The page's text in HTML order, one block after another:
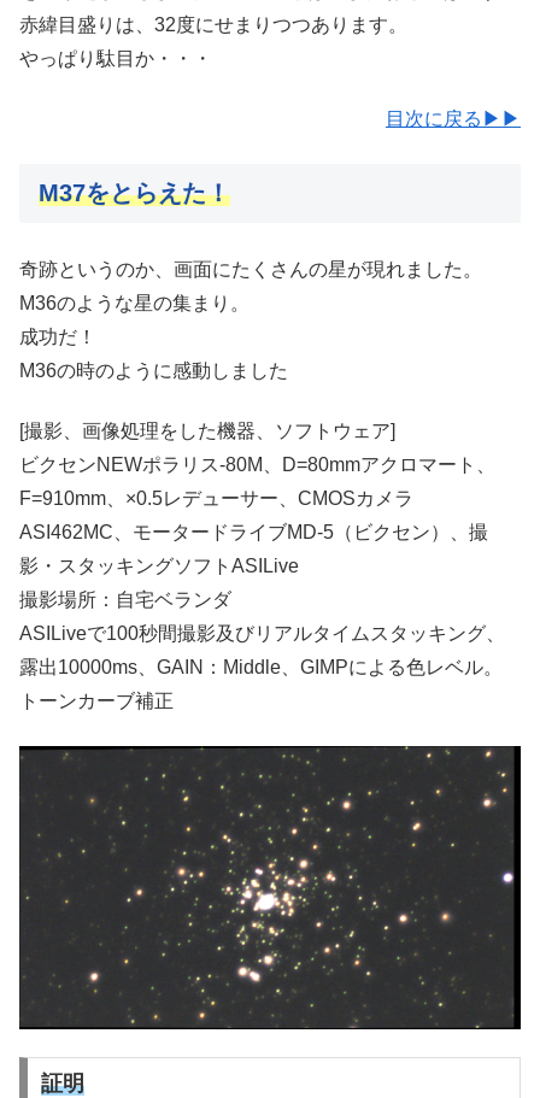
赤緯目盛りは、32度にせまりつつあります。
やっぱり駄目か・・・
目次に戻る▶▶
M37をとらえた！
奇跡というのか、画面にたくさんの星が現れました。
M36のような星の集まり。
成功だ！
M36の時のように感動しました
[撮影、画像処理をした機器、ソフトウェア]
ビクセンNEWポラリス-80M、D=80mmアクロマート、
F=910mm、×0.5レデューサー、CMOSカメラ
ASI462MC、モータードライブMD-5（ビクセン）、撮
影・スタッキングソフトASILive
撮影場所：自宅ベランダ
ASILiveで100秒間撮影及びリアルタイムスタッキング、
露出10000ms、GAIN：Middle、GIMPによる色レベル。
トーンカーブ補正
証明